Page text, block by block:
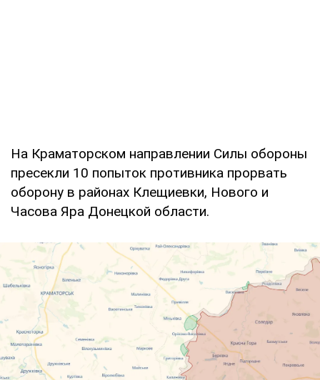
На Краматорском направлении Силы обороны
пресекли 10 попыток противника прорвать
оборону в районах Клещиевки, Нового и
Часова Яра Донецкой области.